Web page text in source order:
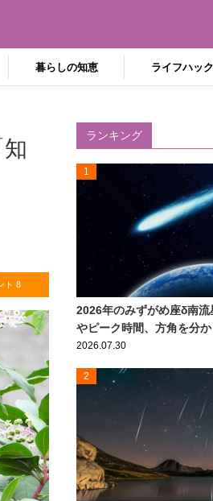
暮らしの知恵 ライフハック
ト 8
ランキング
1
2026年のみずがめ座δ南
やピーク時間、方角を分か
2026.07.30
2